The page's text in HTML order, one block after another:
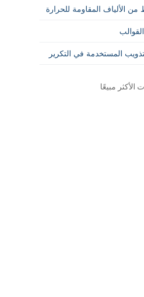
الألياف المقاومة للحرارة
المستخدمة في التكرير
الأكثر مبيعًا